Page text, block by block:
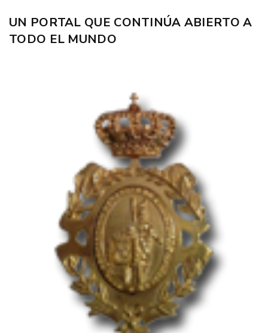
UN PORTAL QUE CONTINÚA ABIERTO A
TODO EL MUNDO